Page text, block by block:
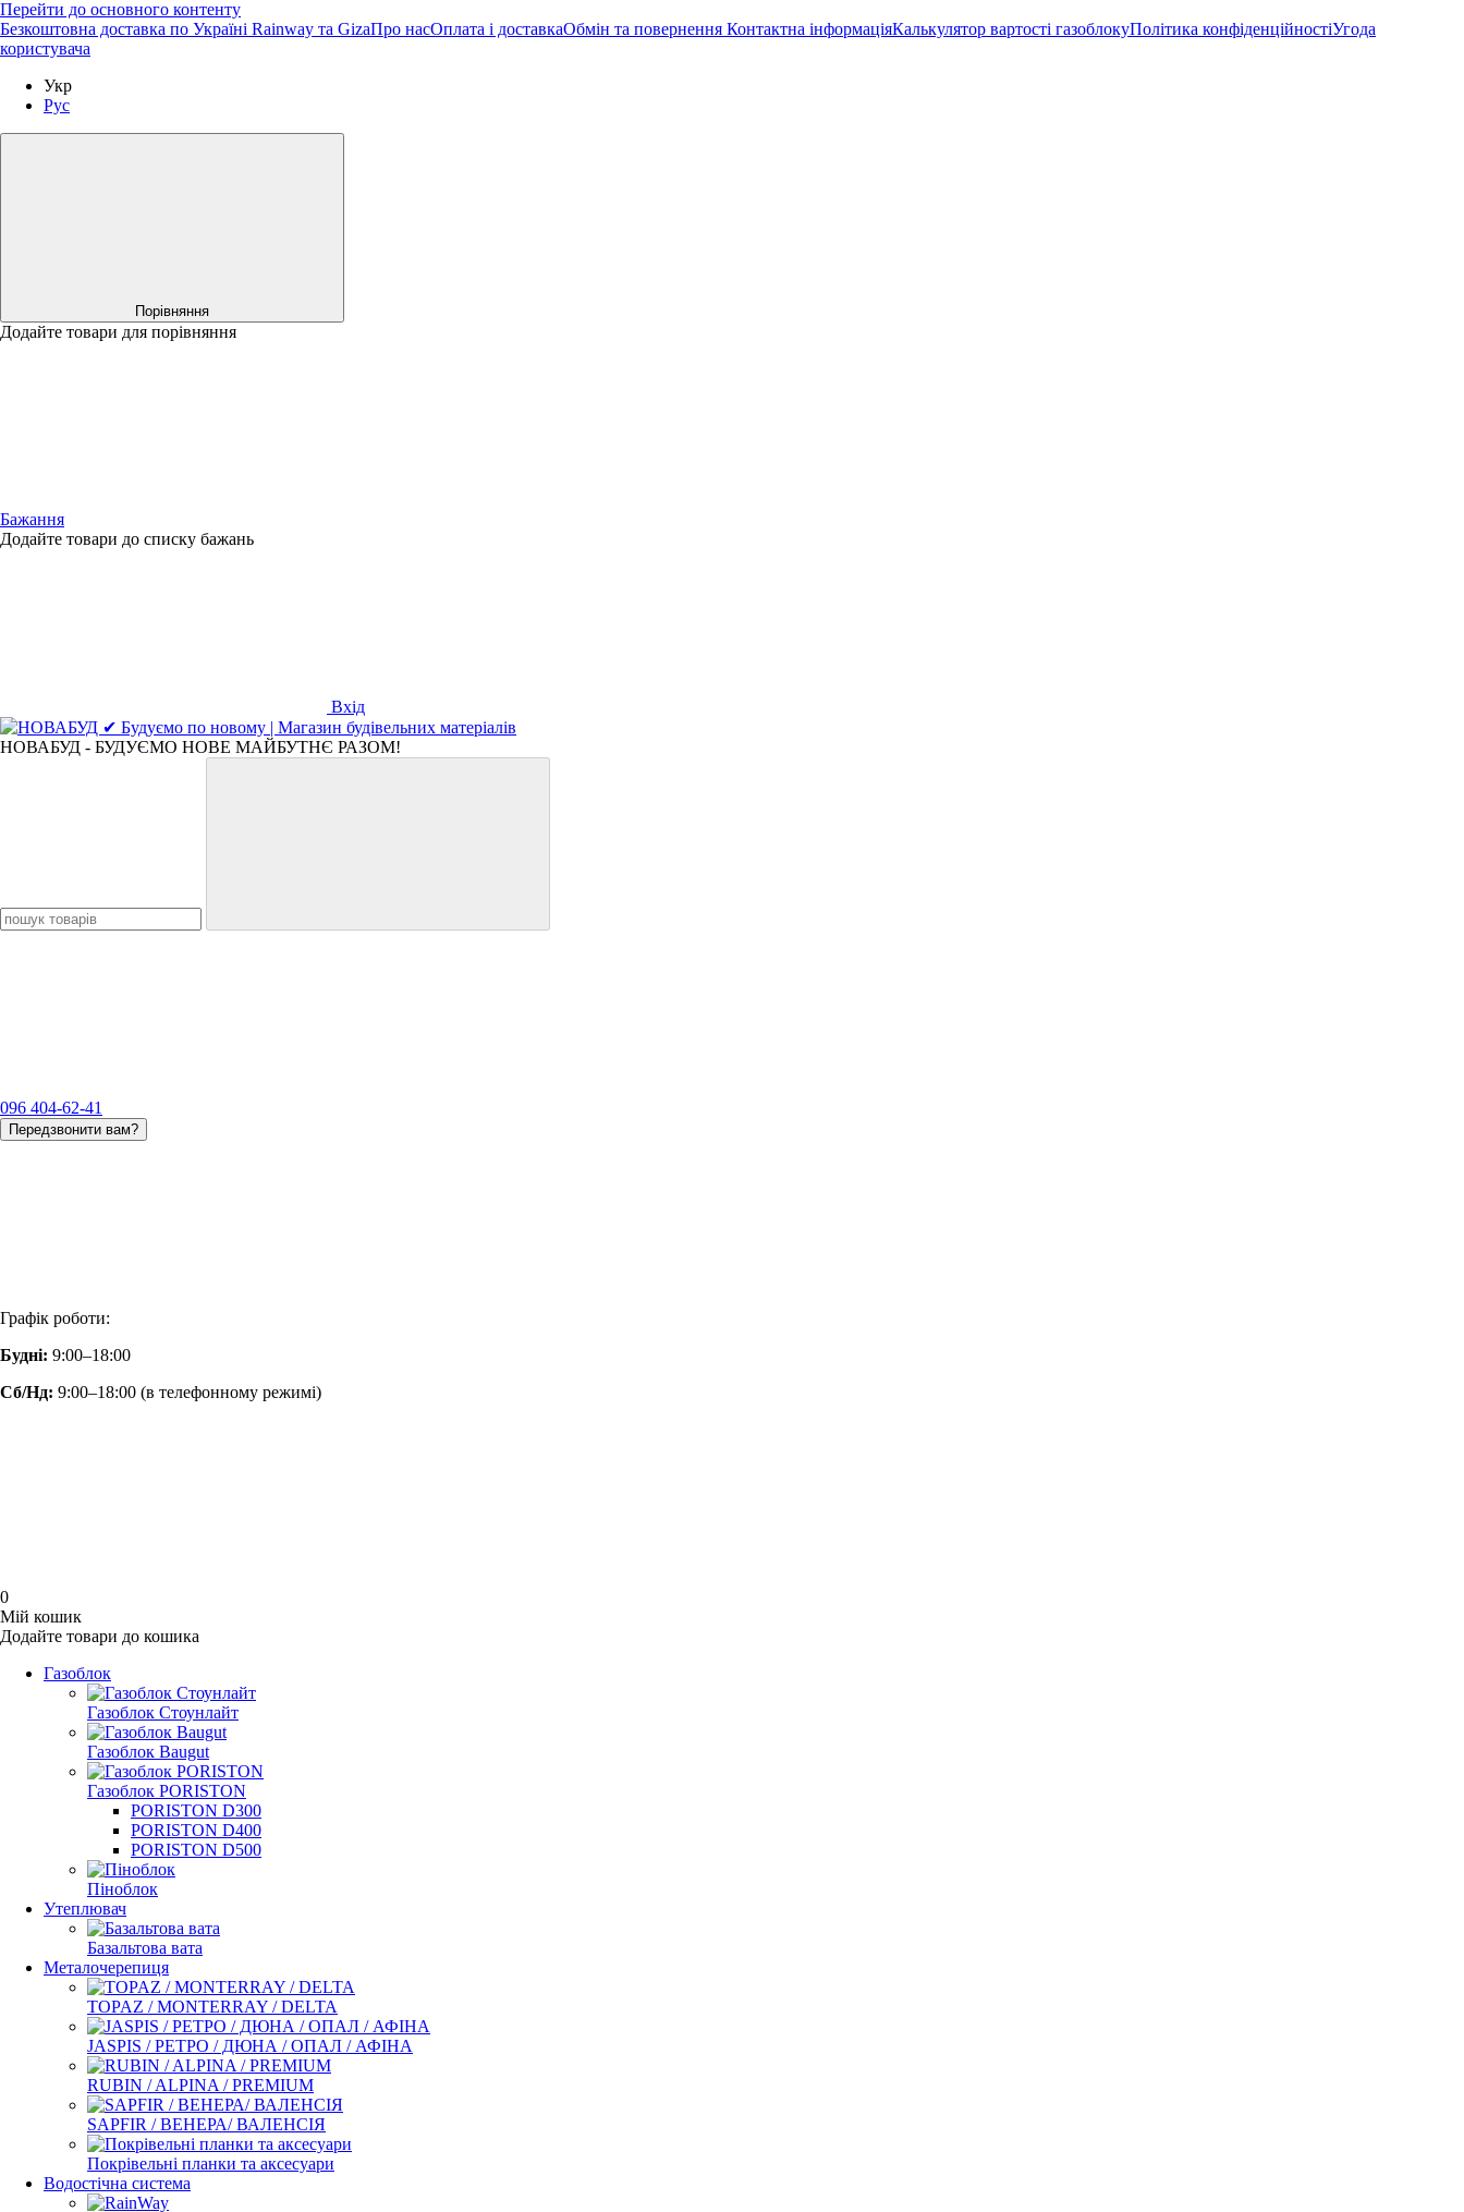
Перейти до основного контенту
Безкоштовна доставка по Україні Rainway та GizaПро насОплата і доставкаОбмін та повернення Контактна інформаціяКалькулятор вартості газоблокуПолітика конфіденційностіУгода
користувача
Укр
Рус
Порівняння
Додайте товари для порівняння
Бажання
Додайте товари до списку бажань
Вхід
НОВАБУД - БУДУЄМО НОВЕ МАЙБУТНЄ РАЗОМ!
096 404-62-41
Передзвонити вам?
Графік роботи:
Будні: 9:00–18:00
Сб/Нд: 9:00–18:00 (в телефонному режимі)
0
Мій кошик
Додайте товари до кошика
Газоблок
Газоблок Стоунлайт
Газоблок Baugut
Газоблок PORISTON
PORISTON D300
PORISTON D400
PORISTON D500
Піноблок
Утеплювач
Базальтова вата
Металочерепиця
TOPAZ / MONTERRAY / DELTA
JASPIS / РЕТРО / ДЮНА / ОПАЛ / АФІНА
RUBIN / ALPINA / PREMIUM
SAPFIR / ВЕНЕРА/ ВАЛЕНСІЯ
Покрівельні планки та аксесуари
Водостічна система